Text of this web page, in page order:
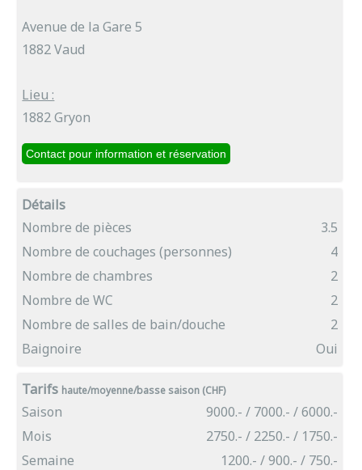
Avenue de la Gare 5
1882 Vaud
Lieu :
1882 Gryon
Détails
Nombre de pièces
3.5
Nombre de couchages (personnes)
4
Nombre de chambres
2
Nombre de WC
2
Nombre de salles de bain/douche
2
Baignoire
Oui
Tarifs haute/moyenne/basse saison (CHF)
Saison
9000.- / 7000.- / 6000.-
Mois
2750.- / 2250.- / 1750.-
Semaine
1200.- / 900.- / 750.-